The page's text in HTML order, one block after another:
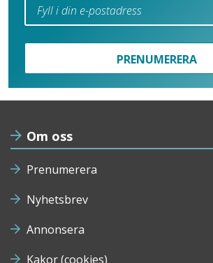
PRENUMERERA
Om oss
Prenumerera
Nyhetsbrev
Annonsera
Kakor (cookies)